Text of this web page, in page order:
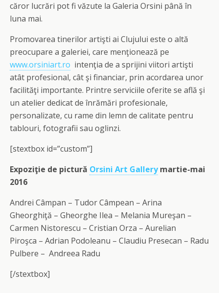
căror lucrări pot fi văzute la Galeria Orsini până în
luna mai.
Promovarea tinerilor artişti ai Clujului este o altă
preocupare a galeriei, care menţionează pe
www.orsiniart.ro intenţia de a sprijini viitori artişti
atât profesional, cât şi financiar, prin acordarea unor
facilităţi importante. Printre serviciile oferite se află şi
un atelier dedicat de înrămări profesionale,
personalizate, cu rame din lemn de calitate pentru
tablouri, fotografii sau oglinzi.
[stextbox id=”custom”]
Expoziţie de pictură Orsini Art Gallerymartie-mai
2016
Andrei Câmpan – Tudor Câmpean – Arina
Gheorghiţă – Gheorghe Ilea – Melania Mureşan –
Carmen Nistorescu – Cristian Orza – Aurelian
Piroşca – Adrian Podoleanu – Claudiu Presecan – Radu
Pulbere – Andreea Radu
[/stextbox]